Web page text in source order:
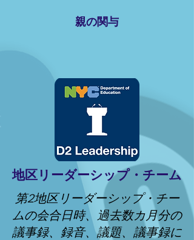
親の関与
地区リーダーシップ・チーム
第2地区リーダーシップ・チー
ムの会合日時、過去数カ月分の
議事録、録音、議題、議事録に